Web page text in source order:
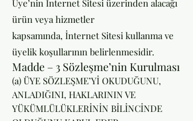
Üye’nin İnternet Sitesi üzerinden alacağı
ürün veya hizmetler
kapsamında, İnternet Sitesi kullanma ve
üyelik koşullarının belirlenmesidir.
Madde – 3 Sözleşme’nin Kurulması
(a) ÜYE SÖZLEŞME’Yİ OKUDUĞUNU,
ANLADIĞINI, HAKLARININ VE
YÜKÜMLÜLÜKLERİNİN BİLİNCİNDE